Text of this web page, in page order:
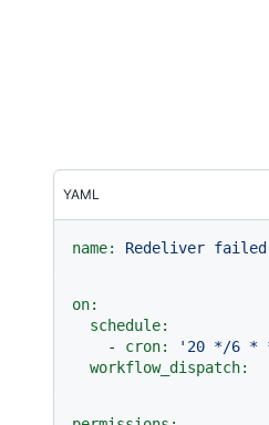
YAML
name: Redeliver failed
on:
schedule:
-
cron:
'20 */6 *
workflow_dispatch: